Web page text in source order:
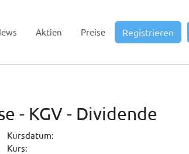
Aktien Preise Registrieren
- KGV - Dividende
Kursdatum:
Kurs: